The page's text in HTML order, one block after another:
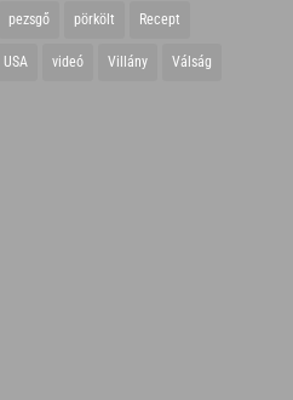
pezsgő pörkölt Recept
USA videó Villány Válság